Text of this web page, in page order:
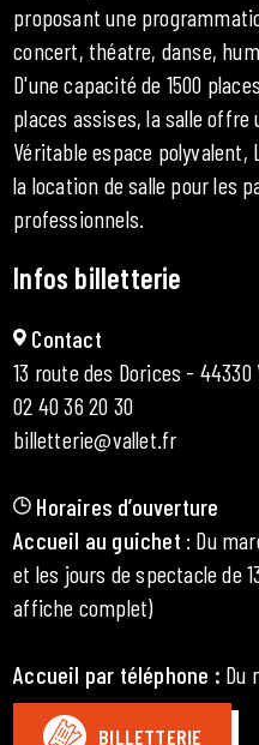
proposant une
concert, théatre, danse,
D'une capacité de 1500
places assises, la salle offre
Véritable espace
la location de salle pour les
professionnels.
Infos billetterie
Contact
13 route des Dorices - 44330
02 40 36 20 30
billetterie@vallet.fr
Horaires d’ouverture
Accueil au guichet : Du
et les jours de spectacle de
affiche complet)
Accueil par téléphone : Du
BILLETTERIE